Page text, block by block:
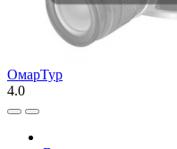
ОмарТур
4.0